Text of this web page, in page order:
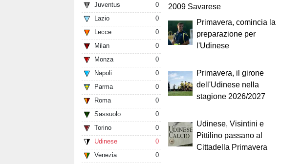
Juventus
0
Lazio
0
Lecce
0
Milan
0
Monza
0
Napoli
0
Parma
0
Roma
0
Sassuolo
0
Torino
0
Udinese
0
Venezia
0
2009 Savarese
Primavera, comincia la
preparazione per
l'Udinese
Primavera, il girone
dell'Udinese nella
stagione 2026/2027
Udinese, Visintini e
Pittilino passano al
Cittadella Primavera